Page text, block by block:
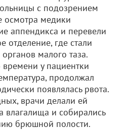
с подозрением
осмотра медики
аппендикса и перевели
отделение, где стали
малого таза.
у пациентки
продолжал
появлялась рвота.
врачи делали ей
влагалища и собирались
брюшной полости.